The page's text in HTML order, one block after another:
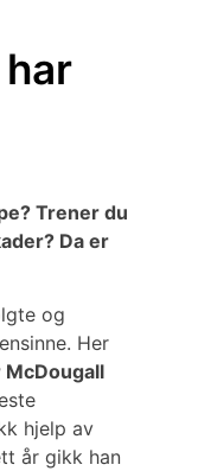
Trener du
Da er
og
Her
hjelp av
år gikk han